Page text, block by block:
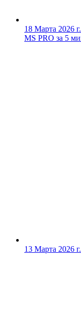
18 Марта 2026 г.
MS PRO за 5
13 Марта 2026 г.